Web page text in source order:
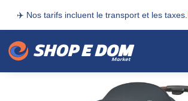
✈️ Nos tarifs incluent le transport et les taxes.